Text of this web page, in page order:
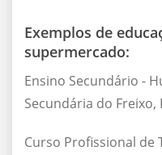
Exemplos de
supermercado:
Ensino Secundário -
Secundária do
Curso Profissional de